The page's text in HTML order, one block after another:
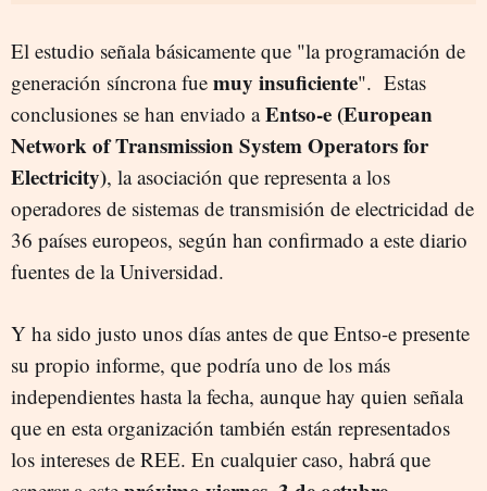
El estudio señala básicamente que "la programación de
generación síncrona fue muy insuficiente". Estas
conclusiones se han enviado aEntso-e (European
Network of Transmission System Operators for
Electricity), la asociación que representa a los
operadores de sistemas de transmisión de electricidad de
36 países europeos, según han confirmado a este diario
fuentes de la Universidad.
Y ha sido justo unos días antes de que Entso-e presente
su propio informe, que podría uno de los más
independientes hasta la fecha, aunque hay quien señala
que en esta organización también están representados
los intereses de REE. En cualquier caso, habrá que